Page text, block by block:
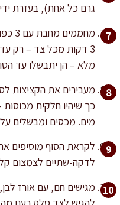
גרם כל אחת), בעזרת
3 דקות מכל צד – רק
מלא – הן יתבשלו עד
מעבירים את הקציצות
כך שיהיו חלקית
מים. מכסים ומבשלים על להבה
לקראת הסוף מוסיפים
לדקה-שתיים לצמצום
מגישים חם, עם אורז